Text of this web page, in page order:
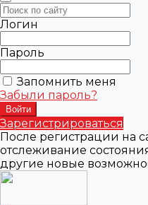
Логин
Пароль
Запомнить меня
Забыли пароль?
Зарегистрироваться
После регистрации на
отслеживание
другие новые